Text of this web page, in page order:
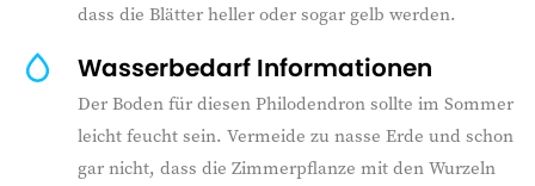
dass die Blätter heller oder sogar gelb werden.
Wasserbedarf Informationen
Der Boden für diesen Philodendron sollte im Sommer
leicht feucht sein. Vermeide zu nasse Erde und schon
gar nicht, dass die Zimmerpflanze mit den Wurzeln